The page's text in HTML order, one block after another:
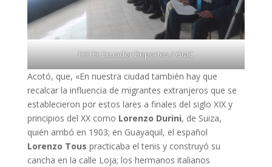
FOTO: Ecuador Deportes / GMC
Acotó, que, «En nuestra ciudad también hay que
recalcar la influencia de migrantes extranjeros que se
establecieron por estos lares a finales del siglo XIX y
principios del XX como Lorenzo Durini, de Suiza,
quién arribó en 1903; en Guayaquil, el español
Lorenzo Tous practicaba el tenis y construyó su
cancha en la calle Loja; los hermanos italianos